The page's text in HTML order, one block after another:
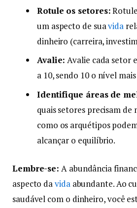
Rotule os setores:
um aspecto de suavida
dinheiro (carreira,
Avalie: Avalie cada setor
a 10, sendo 10 o nível
Identifique áreas de
quais setores precisam de
como os arquétipos
alcançar o equilíbrio.
Lembre-se: A abundância
aspecto davidaabundante. Ao
saudável com o dinheiro, você